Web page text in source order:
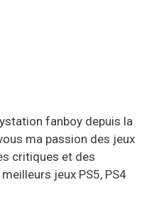
fanboy depuis la
ma passion des jeux
critiques et des
jeux PS5, PS4